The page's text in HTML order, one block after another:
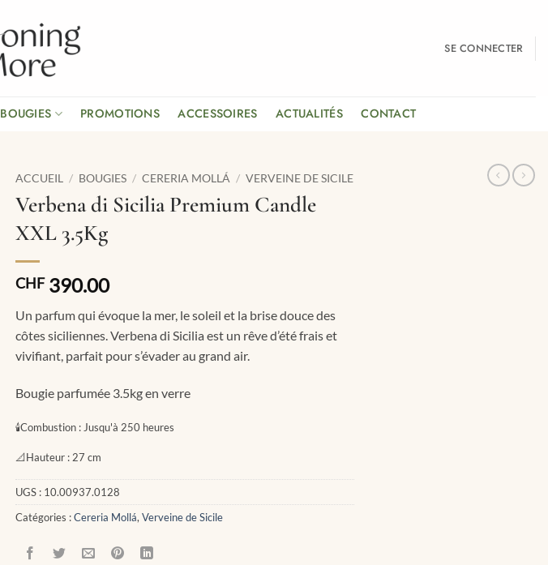
SE CONNECTER
BOUGIES PROMOTIONS ACCESSOIRES ACTUALITÉS CONTACT
ACCUEIL / BOUGIES / CERERIA MOLLÁ / VERVEINE DE SICILE
Verbena di Sicilia Premium Candle
XXL 3.5Kg
CHF390.00
Un parfum qui évoque la mer, le soleil et la brise douce des
côtes siciliennes. Verbena di Sicilia est un rêve d’été frais et
vivifiant, parfait pour s’évader au grand air.
Bougie parfumée 3.5kg en verre
🕯Combustion :Jusqu'à 250 heures
📐Hauteur : 27 cm
UGS : 10.00937.0128
Catégories :Cereria Mollá, Verveine de Sicile